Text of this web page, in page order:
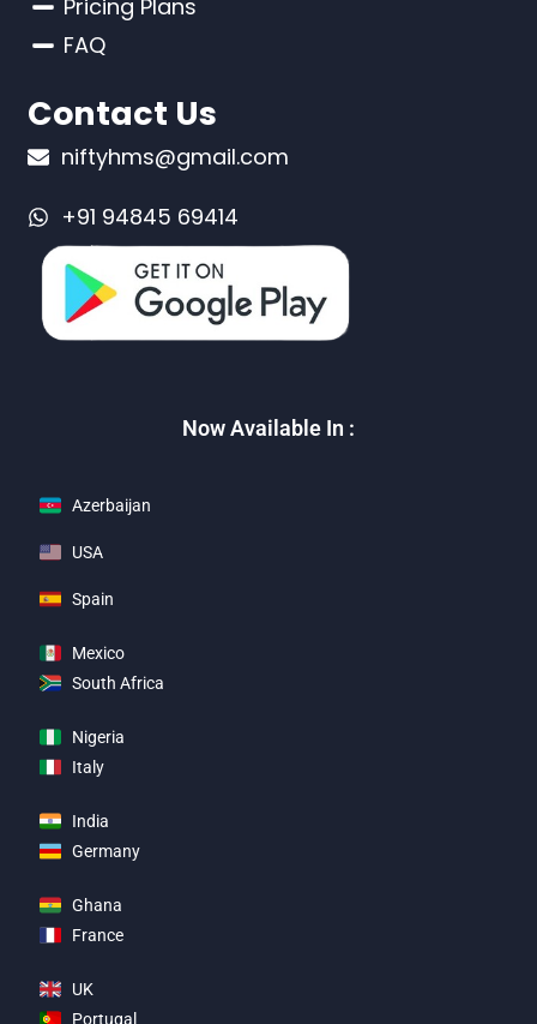
Pricing Plans
FAQ
Contact Us
niftyhms@gmail.com
+91 94845 69414
Now Available In :
Azerbaijan
USA
Spain
Mexico
South Africa
Nigeria
Italy
India
Germany
Ghana
France
UK
Portugal